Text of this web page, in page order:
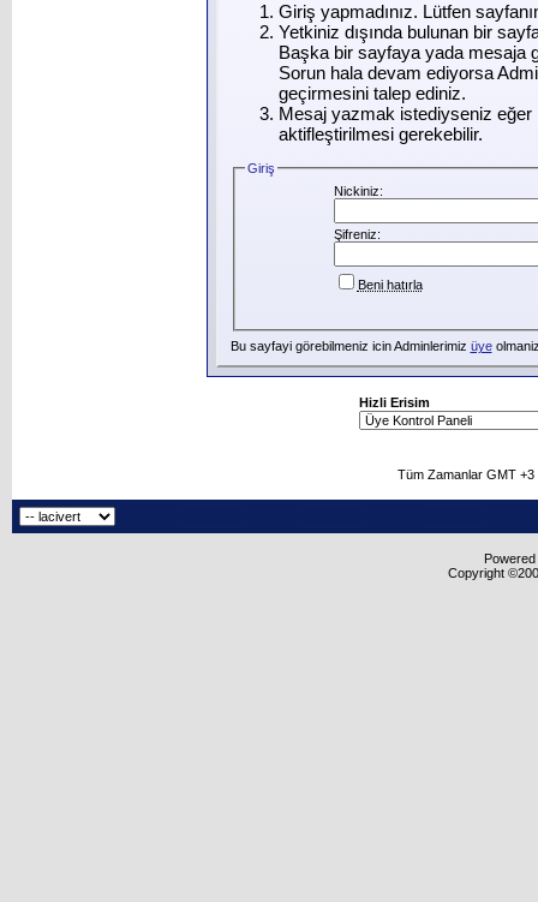
Giriş yapmadınız. Lütfen
Yetkiniz dışında bulunan bir
Başka bir sayfaya yada mesaja
Sorun hala devam ediyorsa
geçirmesini talep ediniz.
Mesaj yazmak istediyseniz eğer
aktifleştirilmesi gerekebilir.
Giriş
Nickiniz:
Şifreniz:
Beni hatırla
Bu sayfayi görebilmeniz icin Adminlerimiz üye
Hizli Erisim
Tüm Zamanlar GMT
Copyright